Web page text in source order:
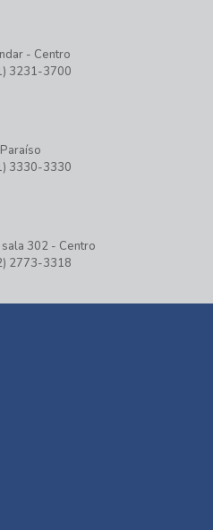
- Centro
3231-3700
3330-3330
302 - Centro
2773-3318